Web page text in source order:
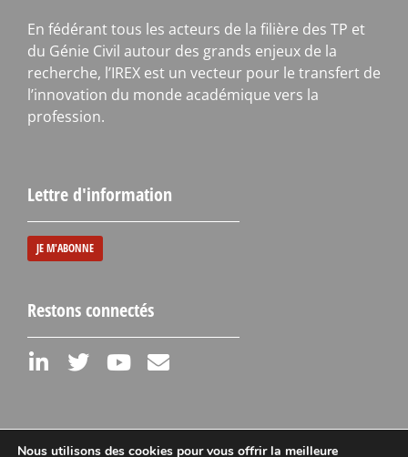
En fédérant tous les acteurs de la filière des TP et
du Génie Civil autour des grands enjeux de la
recherche, l’IREX est un vecteur pour le transfert de
l’innovation du monde académique vers la
profession.
Lettre d'information
JE M'ABONNE
Restons connectés
Nous utilisons des cookies pour vous offrir la meilleure